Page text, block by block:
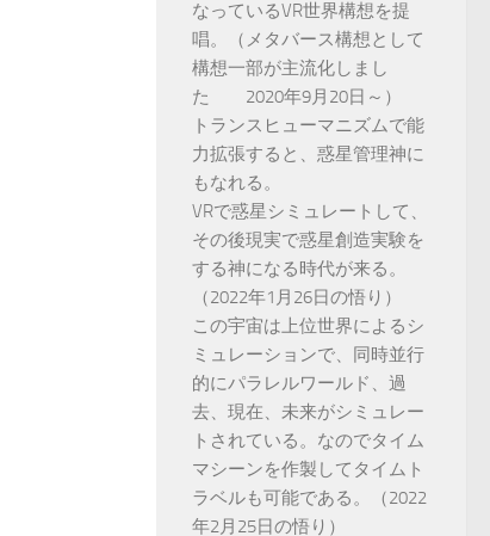
なっているVR世界構想を提
唱。（メタバース構想として
構想一部が主流化しまし
た 2020年9月20日～）
トランスヒューマニズムで能
力拡張すると、惑星管理神に
もなれる。
VRで惑星シミュレートして、
その後現実で惑星創造実験を
する神になる時代が来る。
（2022年1月26日の悟り）
この宇宙は上位世界によるシ
ミュレーションで、同時並行
的にパラレルワールド、過
去、現在、未来がシミュレー
トされている。なのでタイム
マシーンを作製してタイムト
ラベルも可能である。（2022
年2月25日の悟り）